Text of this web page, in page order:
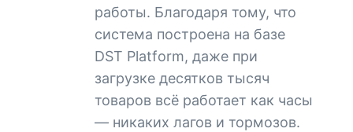
работы. Благодаря тому, что
система построена на базе
DST Platform, даже при
загрузке десятков тысяч
товаров всё работает как часы
— никаких лагов и тормозов.